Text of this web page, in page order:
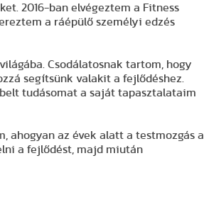
2016-ban elvégeztem a Fitness
a ráépülő személyi edzés
Csodálatosnak tartom, hogy
segítsünk valakit a fejlődéshez.
tudásomat a saját tapasztalataim
ahogyan az évek alatt a testmozgás a
a fejlődést, majd miután